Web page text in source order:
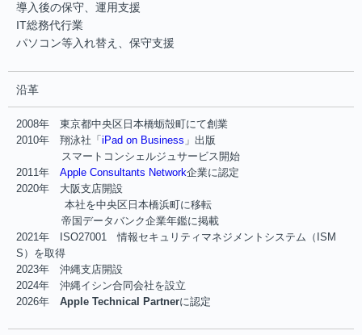
導入後の保守、運用支援
IT総務代行業
パソコン等入れ替え、保守支援
沿革
2008年 東京都中央区日本橋蛎殻町にて創業
2010年 翔泳社「 iPad on Business 」出版
スマートコンシェルジュサービス開始
2011年 Apple Consultants Network企業に認定
2020年 大阪支店開設
本社を中央区日本橋浜町に移転
帝国データバンク企業年鑑に掲載
2021年 ISO27001 情報セキュリティマネジメントシステム（ISM
S）を取得
2023年 沖縄支店開設
2024年 沖縄イシン合同会社を設立
2026年 Apple Technical Partnerに認定